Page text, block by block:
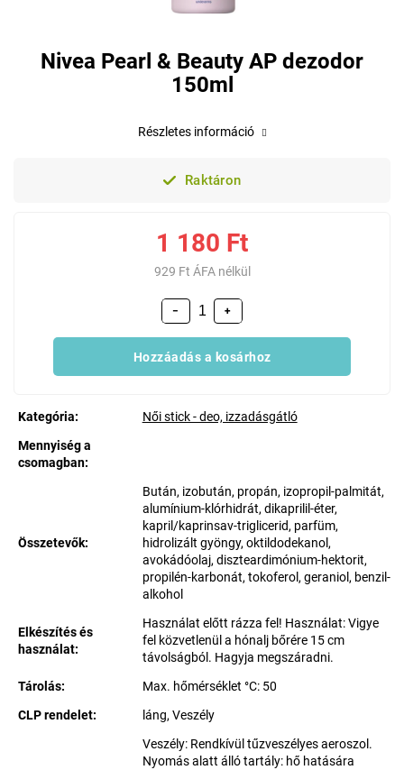
Nivea Pearl & Beauty AP dezodor
150ml
Raktáron
1 180 Ft
929 Ft ÁFA nélkül
+
−
Hozzáadás a kosárhoz
Kategória:
Női stick - deo, izzadásgátló
Mennyiség a
csomagban:
Összetevők:
Bután, izobután, propán, izopropil-palmitát,
alumínium-klórhidrát, dikaprilil-éter,
kapril/kaprinsav-triglicerid, parfüm,
hidrolizált gyöngy, oktildodekanol,
avokádóolaj, diszteardimónium-hektorit,
propilén-karbonát, tokoferol, geraniol, benzil-
alkohol
Elkészítés és
használat:
Használat előtt rázza fel! Használat: Vigye
fel közvetlenül a hónalj bőrére 15 cm
távolságból. Hagyja megszáradni.
Tárolás:
Max. hőmérséklet °C: 50
CLP rendelet: láng, Veszély
Veszély: Rendkívül tűzveszélyes aeroszol.
Nyomás alatt álló tartály: hő hatására
Részletes információ